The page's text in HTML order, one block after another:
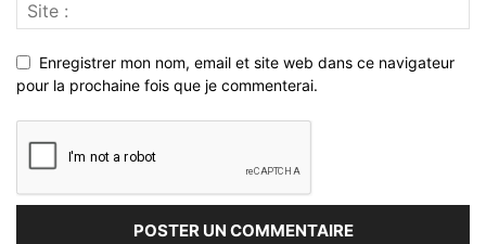
Enregistrer mon nom, email et site web dans ce navigateur
pour la prochaine fois que je commenterai.